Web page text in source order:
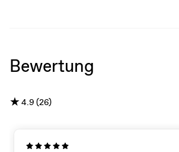
Bewertung
★4.9 (26)